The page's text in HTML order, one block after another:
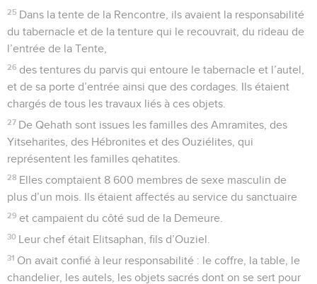
25 Dans la tente de la Rencontre, ils avaient la responsabilité
du tabernacle et de la tenture qui le recouvrait, du rideau de
l’entrée de la Tente,
26 des tentures du parvis qui entoure le tabernacle et l’autel,
et de sa porte d’entrée ainsi que des cordages. Ils étaient
chargés de tous les travaux liés à ces objets.
27 De Qehath sont issues les familles des Amramites, des
Yitseharites, des Hébronites et des Ouziélites, qui
représentent les familles qehatites.
28 Elles comptaient 8 600 membres de sexe masculin de
plus d’un mois. Ils étaient affectés au service du sanctuaire
29 et campaient du côté sud de la Demeure.
30 Leur chef était Elitsaphan, fils d’Ouziel.
31 On avait confié à leur responsabilité : le coffre, la table, le
chandelier, les autels, les objets sacrés dont on se sert pour